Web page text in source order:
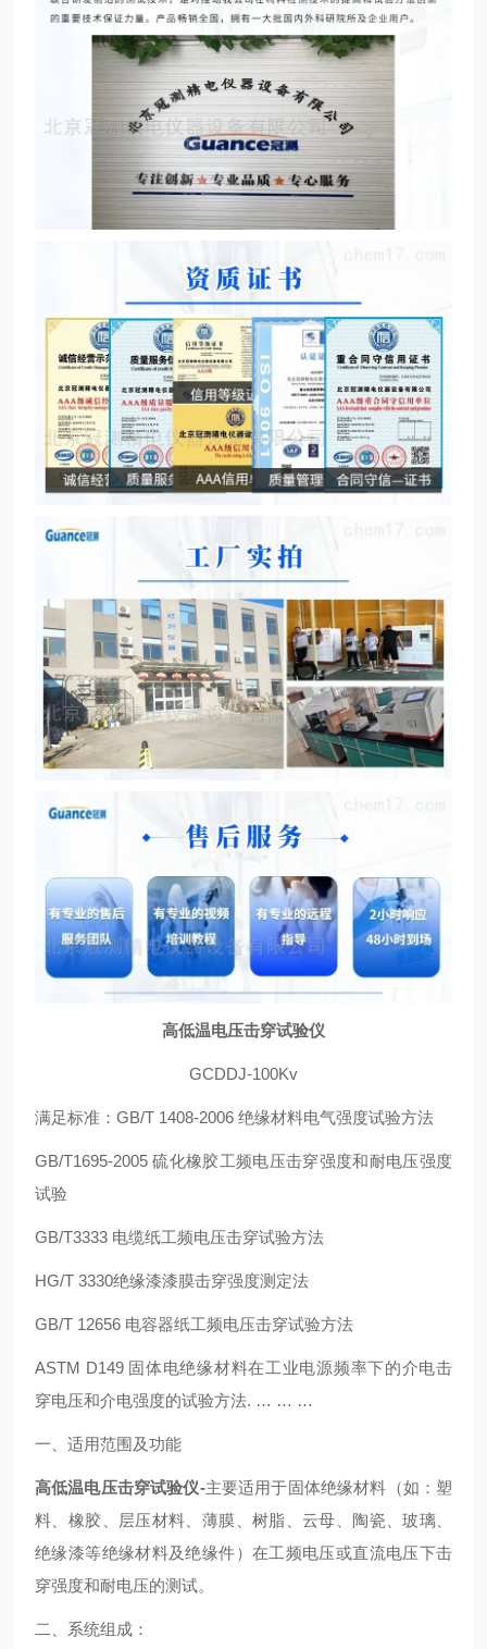
高低温电压击穿试验仪
GCDDJ-100Kv
满足标准：GB/T 1408-2006 绝缘材料电气强度试验方法
GB/T1695-2005 硫化橡胶工频电压击穿强度和耐电压强度
试验
GB/T3333 电缆纸工频电压击穿试验方法
HG/T 3330绝缘漆漆膜击穿强度测定法
GB/T 12656 电容器纸工频电压击穿试验方法
ASTM D149 固体电绝缘材料在工业电源频率下的介电击
穿电压和介电强度的试验方法. … … …
一、适用范围及功能
高低温电压击穿试验仪-主要适用于固体绝缘材料（如：塑
料、橡胶、层压材料、薄膜、树脂、云母、陶瓷、玻璃、
绝缘漆等绝缘材料及绝缘件）在工频电压或直流电压下击
穿强度和耐电压的测试。
二、系统组成：